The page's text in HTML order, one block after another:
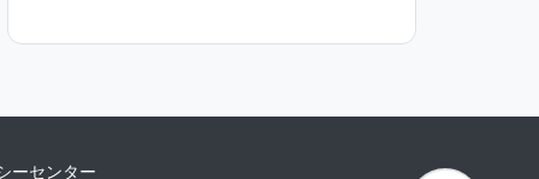
ーセンター